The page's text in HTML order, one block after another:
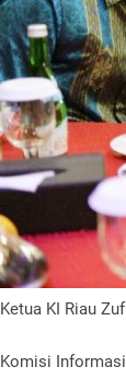
Ketua KI Riau
Komisi